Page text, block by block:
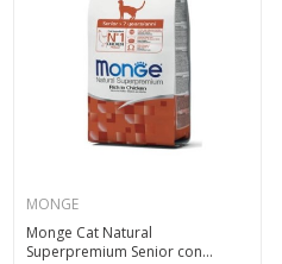
MONGE
Monge Cat Natural
Superpremium Senior con